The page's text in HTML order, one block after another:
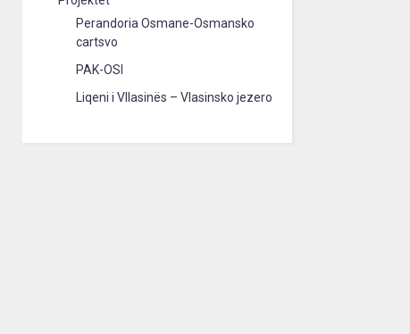
Perandoria Osmane-Osmansko
cartsvo
PAK-OSI
Liqeni i Vllasinës – Vlasinsko jezero